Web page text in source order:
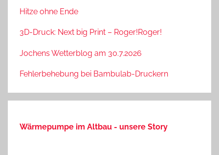
Hitze ohne Ende
3D-Druck: Next big Print – Roger!Roger!
Jochens Wetterblog am 30.7.2026
Fehlerbehebung bei Bambulab-Druckern
Wärmepumpe im Altbau - unsere Story